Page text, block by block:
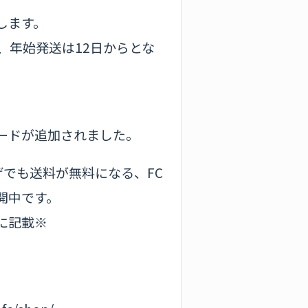
す。
年始発送は12日からとな
が追加されました。
も送料が無料になる、FC
です。
記載※